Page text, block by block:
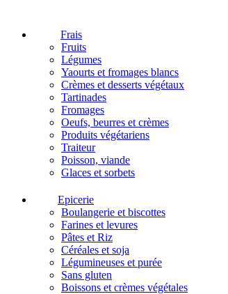
Frais
Fruits
Légumes
Yaourts et fromages blancs
Crèmes et desserts végétaux
Tartinades
Fromages
Oeufs, beurres et crèmes
Produits végétariens
Traiteur
Poisson, viande
Glaces et sorbets
Epicerie
Boulangerie et biscottes
Farines et levures
Pâtes et Riz
Céréales et soja
Légumineuses et purée
Sans gluten
Boissons et crèmes végétales